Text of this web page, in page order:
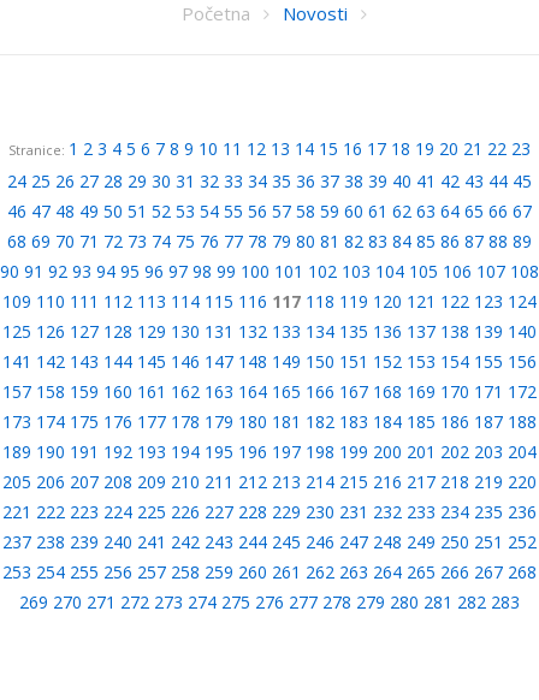
Početna Novosti
Stranice: 1 2 3 4 5 6 7 8 9 10 11 12 13 14 15 16 17 18 19 20 21 22 23
24 25 26 27 28 29 30 31 32 33 34 35 36 37 38 39 40 41 42 43 44 45
46 47 48 49 50 51 52 53 54 55 56 57 58 59 60 61 62 63 64 65 66 67
68 69 70 71 72 73 74 75 76 77 78 79 80 81 82 83 84 85 86 87 88 89
90 91 92 93 94 95 96 97 98 99 100 101 102 103 104 105 106 107 108
109 110 111 112 113 114 115 116 117 118 119 120 121 122 123 124
125 126 127 128 129 130 131 132 133 134 135 136 137 138 139 140
141 142 143 144 145 146 147 148 149 150 151 152 153 154 155 156
157 158 159 160 161 162 163 164 165 166 167 168 169 170 171 172
173 174 175 176 177 178 179 180 181 182 183 184 185 186 187 188
189 190 191 192 193 194 195 196 197 198 199 200 201 202 203 204
205 206 207 208 209 210 211 212 213 214 215 216 217 218 219 220
221 222 223 224 225 226 227 228 229 230 231 232 233 234 235 236
237 238 239 240 241 242 243 244 245 246 247 248 249 250 251 252
253 254 255 256 257 258 259 260 261 262 263 264 265 266 267 268
269 270 271 272 273 274 275 276 277 278 279 280 281 282 283